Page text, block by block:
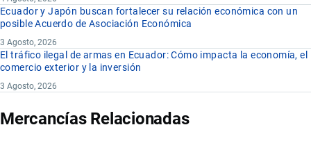
Ecuador y Japón buscan fortalecer su relación económica con un
posible Acuerdo de Asociación Económica
3 Agosto, 2026
El tráfico ilegal de armas en Ecuador: Cómo impacta la economía, el
comercio exterior y la inversión
3 Agosto, 2026
Mercancías Relacionadas